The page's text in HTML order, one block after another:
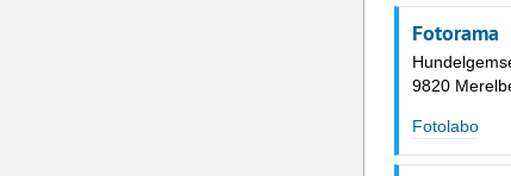
Fotorama
9820
Fotolabo